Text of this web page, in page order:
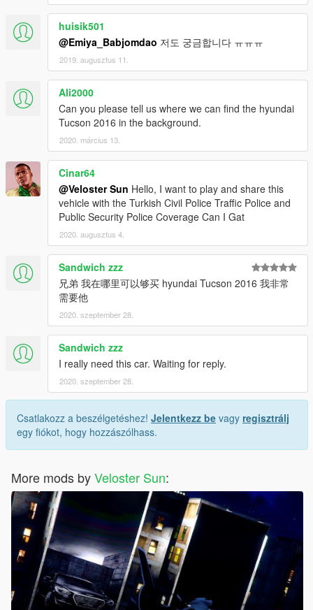
huisik501
@Emiya_Babjomdao 저도 궁금합니다 ㅠㅠㅠ
2019. augusztus 11.
Ali2000
Can you please tell us where we can find the hyundai
Tucson 2016 in the background.
2020. március 13.
Cinar64
@Veloster Sun Hello, I want to play and share this
vehicle with the Turkish Civil Police Traffic Police and
Public Security Police Coverage Can I Gat
2020. augusztus 4.
Sandwich zzz
兄弟 我在哪里可以够买 hyundai Tucson 2016 我非常
需要他
2020. szeptember 28.
Sandwich zzz
I really need this car. Waiting for reply.
2020. szeptember 28.
Csatlakozz a beszélgetéshez! Jelentkezz be vagy regisztrálj
egy fiókot, hogy hozzászólhass.
More mods byVeloster Sun: